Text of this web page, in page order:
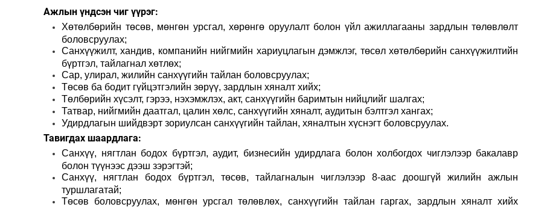
Ажлын үндсэн чиг үүрэг:
Хөтөлбөрийн төсөв, мөнгөн урсгал, хөрөнгө оруулалт болон үйл ажиллагааны зардлын төлөвлөлт
боловсруулах;
Санхүүжилт, хандив, компанийн нийгмийн хариуцлагын дэмжлэг, төсөл хөтөлбөрийн санхүүжилтийн
бүртгэл, тайлагнал хөтлөх;
Сар, улирал, жилийн санхүүгийн тайлан боловсруулах;
Төсөв ба бодит гүйцэтгэлийн зөрүү, зардлын хяналт хийх;
Төлбөрийн хүсэлт, гэрээ, нэхэмжлэх, акт, санхүүгийн баримтын нийцлийг шалгах;
Татвар, нийгмийн даатгал, цалин хөлс, санхүүгийн хяналт, аудитын бэлтгэл хангах;
Удирдлагын шийдвэрт зориулсан санхүүгийн тайлан, хяналтын хүснэгт боловсруулах.
Тавигдах шаардлага:
Санхүү, нягтлан бодох бүртгэл, аудит, бизнесийн удирдлага болон холбогдох чиглэлээр бакалавр
болон түүнээс дээш зэрэгтэй;
Санхүү, нягтлан бодох бүртгэл, төсөв, тайлагналын чиглэлээр 8-аас доошгүй жилийн ажлын
туршлагатай;
Төсөв боловсруулах, мөнгөн урсгал төлөвлөх, санхүүгийн тайлан гаргах, зардлын хяналт хийх